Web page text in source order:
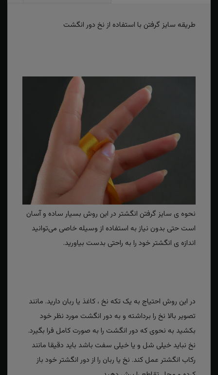
طریقه سایز گرفتن با استفاده از نخ دور انگشت
نحوه ی سایز گرفتن انگشتر در این روش بسیار ساده و آسان
است حتی بدون نیاز به استفاده از وسیله خاصی می‌توانید
اندازه ی انگشتر خود را به راحتی بدست بیاورید.
در این روش احتیاج به یک تکه نخ ، کاغذ یا ربان دارید. مانند
تصویر بالا نخ را برداشته و به دور انگشت مورد نظر خود
بکشید به نحوی که دور انگشت را به صورت کامل فرا بگیرد.
نخ نباید خیلی شل و یا خیلی سفت باشد باید دقیقا مانند
رکاب انگشتر عمل کند. نخ یا ربان را از دور انگشتر خود باز